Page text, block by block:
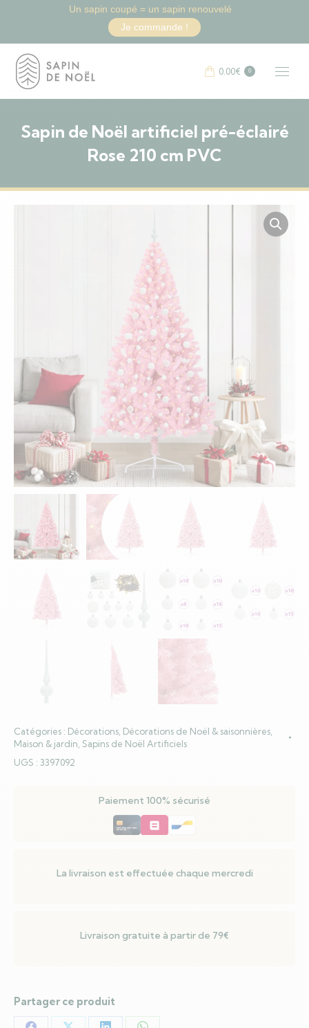
0.00€ 0
Sapin de Noël artificiel pré-éclairé
Rose 210 cm PVC
Catégories : Décorations Décorations de Noël & saisonnières
Maison & jardin Sapins de Noël Artificiels
UGS : 3397092
Paiement 100% sécurisé
La livraison est effectuée chaque mercredi
Livraison gratuite à partir de 79€
Partager ce produit
Un sapin coupé = un sapin renouvelé
Je commande !